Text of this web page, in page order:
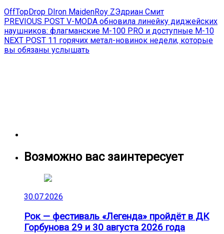
OffTopDrop DIron MaidenRoy ZЭдриан Смит
Навигация
по
записям
PREVIOUS POST Previous
post:
V-MODA обновила линейку диджейских
наушников: флагманские M-100 PRO и доступные M-10
NEXT POST Next
post:
11 горячих метал-новинок недели, которые
вы обязаны услышать
Возможно вас заинтересует
30.07.2026
Рок — фестиваль «Легенда» пройдёт в ДК
Горбунова 29 и 30 августа 2026 года